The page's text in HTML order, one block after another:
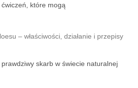
które mogą
– właściwości, działanie i przepisy
skarb w świecie naturalnej